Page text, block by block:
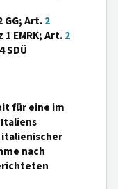
GG; Art.2
1 EMRK; Art.2
SDÜ
für eine im
nach